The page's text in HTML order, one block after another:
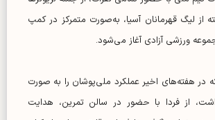
از لیگ قهرمانان آسیا، به‌صورت متمرکز در کمپ
ورزشی آزادی آغاز می‌شود.
در هفته‌های اخیر عملکرد ملی‌پوشان را به صورت
از فردا با حضور در سالن تمرین، هدایت